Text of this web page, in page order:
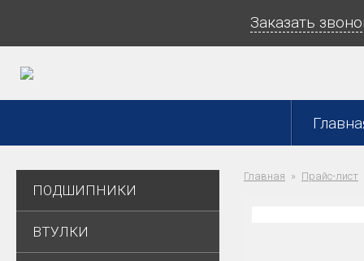
Заказать
ПОДШИПНИКИ
ВТУЛКИ
Главная Прайс-лист